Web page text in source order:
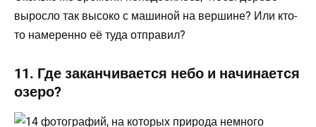
выросло так высоко с машиной на вершине? Или кто-
то намеренно её туда отправил?
11. Где заканчивается небо и начинается
озеро?